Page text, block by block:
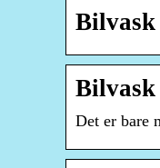
Det er bare